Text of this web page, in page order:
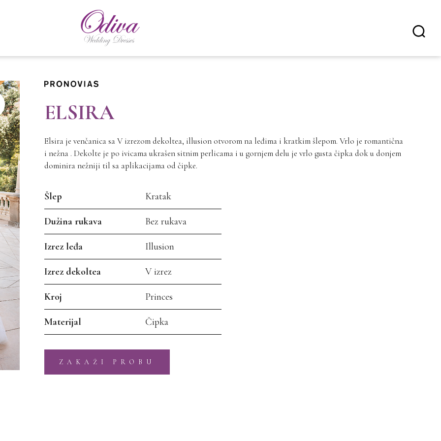
ELSIRA
Elsira je venčanica sa V izrezom dekoltea, illusion otvorom na leđima i kratkim šlepom. Vrlo je romantična
i nežna . Dekolte je po ivicama ukrašen sitnim perlicama i u gornjem delu je vrlo gusta čipka dok u donjem
dominira nežniji til sa aplikacijama od čipke.
Šlep Kratak
Dužina rukava Bez rukava
Izrez leđa Illusion
Izrez dekoltea V izrez
Kroj Princes
Materijal Čipka
ZAKAŽI PROBU